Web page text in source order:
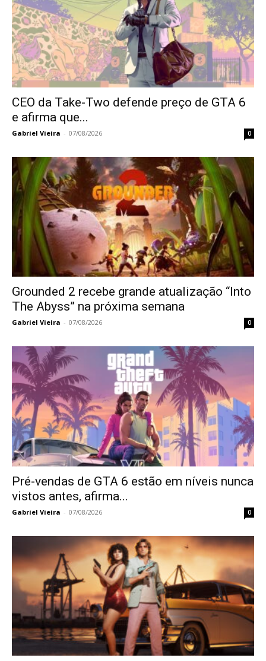
CEO da Take-Two defende preço de GTA 6
e afirma que...
Gabriel Vieira - 07/08/2026 0
Grounded 2 recebe grande atualização “Into
The Abyss” na próxima semana
Gabriel Vieira - 07/08/2026 0
Pré-vendas de GTA 6 estão em níveis nunca
vistos antes, afirma...
Gabriel Vieira - 07/08/2026 0